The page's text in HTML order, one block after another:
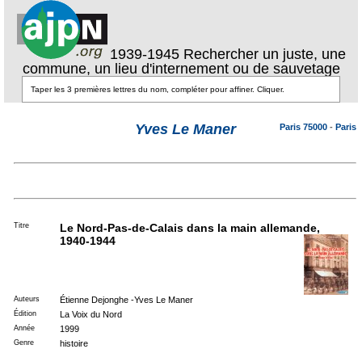
1939-1945 Rechercher un juste, une
commune, un lieu d'internement ou de sauvetage
Yves Le Maner Paris 75000 - Paris
Titre
Le Nord-Pas-de-Calais dans la main allemande,
1940-1944
Auteurs Étienne Dejonghe -Yves Le Maner
Édition La Voix du Nord
Année 1999
Genre histoire